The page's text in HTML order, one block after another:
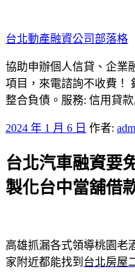
至
主
要
內
容
台北動產融資公司部落格
協助申辦個人信貸、企業
項目，來電諮詢不收費！
整合負債。服務: 信用貸
發
於
2024 年 1 月 6 日 作者:
台北汽車融資要
製化台中當舖借
高雄抓漏各式領導桃園老
家附近都能找到 台北房屋